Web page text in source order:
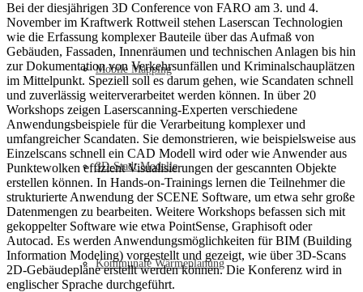
Mobile Mapping
3D-Stadt Modelle
Kommunale Wärmeplanung
Bei der diesjährigen 3D Conference von FARO am 3. und 4.
November im Kraftwerk Rottweil stehen Laserscan Technologien
wie die Erfassung komplexer Bauteile über das Aufmaß von
Gebäuden, Fassaden, Innenräumen und technischen Anlagen bis hin
zur Dokumentation von Verkehrsunfällen und Kriminalschauplätzen
im Mittelpunkt. Speziell soll es darum gehen, wie Scandaten schnell
und zuverlässig weiterverarbeitet werden können. In über 20
Workshops zeigen Laserscanning-Experten verschiedene
Anwendungsbeispiele für die Verarbeitung komplexer und
umfangreicher Scandaten. Sie demonstrieren, wie beispielsweise aus
Einzelscans schnell ein CAD Modell wird oder wie Anwender aus
Punktewolken effizient Visualisierungen der gescannten Objekte
erstellen können. In Hands-on-Trainings lernen die Teilnehmer die
strukturierte Anwendung der SCENE Software, um etwa sehr große
Datenmengen zu bearbeiten. Weitere Workshops befassen sich mit
gekoppelter Software wie etwa PointSense, Graphisoft oder
Autocad. Es werden Anwendungsmöglichkeiten für BIM (Building
Information Modeling) vorgestellt und gezeigt, wie über 3D-Scans
2D-Gebäudepläne erstellt werden können. Die Konferenz wird in
englischer Sprache durchgeführt.